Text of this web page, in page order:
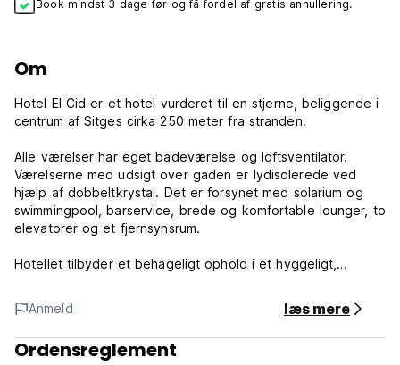
Book mindst 3 dage før og få fordel af gratis annullering.
Om
Hotel El Cid er et hotel vurderet til en stjerne, beliggende i
centrum af Sitges cirka 250 meter fra stranden.
Alle værelser har eget badeværelse og loftsventilator.
Værelserne med udsigt over gaden er lydisolerede ved
hjælp af dobbeltkrystal. Det er forsynet med solarium og
swimmingpool, barservice, brede og komfortable lounger, to
elevatorer og et fjernsynsrum.
Hotellet tilbyder et behageligt ophold i et hyggeligt,
Hotellet kan tilbyde en gratis forbindelse til internet Wi-Fi i
hotellets fælles områder.
Anmeld læs mere
Ordensreglement